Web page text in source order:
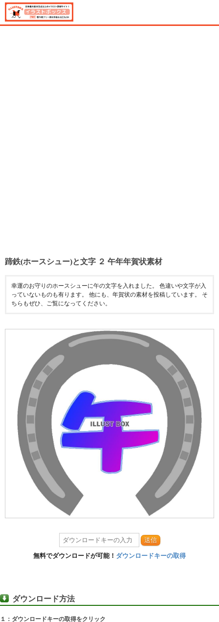
蹄鉄(ホースシュー)と文字 ２ 午年年賀状素材
幸運のお守りのホースシューに午の文字を入れました。 色違いや文字が入
っていないものも有ります。 他にも、年賀状の素材を投稿しています。 そ
ちらもぜひ、ご覧になってください。
送信
無料でダウンロードが可能！ ダウンロードキーの取得
ダウンロード方法
１：ダウンロードキーの取得をクリック